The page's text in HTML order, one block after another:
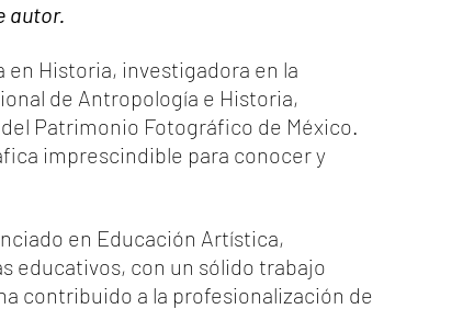
autor.
en Historia, investigadora en la
de Antropología e Historia,
Patrimonio Fotográfico de México.
imprescindible para conocer y
en Educación Artística,
educativos, con un sólido trabajo
contribuido a la profesionalización de